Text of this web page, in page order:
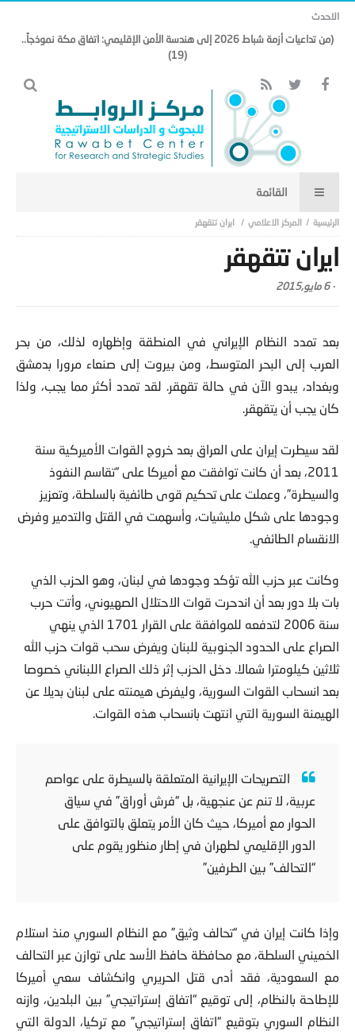
الاحدث
(من تداعيات أزمة شباط 2026 إلى هندسة الأمن الإقليمي: اتفاق مكة نموذجاً..
(19)
المركز الاعلامي ايران تتقهقر
ايران تتقهقر
-6 مايو,2015
بعد تمدد النظام الإيراني في المنطقة وإظهاره لذلك، من بحر
العرب إلى البحر المتوسط، ومن بيروت إلى صنعاء مرورا بدمشق
وبغداد، يبدو الآن في حالة تقهقر. لقد تمدد أكثر مما يجب، ولذا
كان يجب أن يتقهقر.
لقد سيطرت إيران على العراق بعد خروج القوات الأميركية سنة
2011، بعد أن كانت توافقت مع أميركا على “تقاسم النفوذ
والسيطرة”، وعملت على تحكيم قوى طائفية بالسلطة، وتعزيز
وجودها على شكل مليشيات، وأسهمت في القتل والتدمير وفرض
الانقسام الطائفي.
وكانت عبر حزب الله تؤكد وجودها في لبنان، وهو الحزب الذي
بات بلا دور بعد أن اندحرت قوات الاحتلال الصهيوني، وأتت حرب
سنة 2006 لتدفعه للموافقة على القرار 1701 الذي ينهي
الصراع على الحدود الجنوبية للبنان ويفرض سحب قوات حزب الله
ثلاثين كيلومترا شمالا. دخل الحزب إثر ذلك الصراع اللبناني خصوصا
بعد انسحاب القوات السورية، وليفرض هيمنته على لبنان بديلا عن
الهيمنة السورية التي انتهت بانسحاب هذه القوات.
التصريحات الإيرانية المتعلقة بالسيطرة على عواصم
عربية، لا تنم عن عنجهية، بل “فرش أوراق” في سياق
الحوار مع أميركا، حيث كان الأمر يتعلق بالتوافق على
الدور الإقليمي لطهران في إطار منظور يقوم على
“التحالف” بين الطرفين”
وإذا كانت إيران في “تحالف وثيق” مع النظام السوري منذ استلام
الخميني السلطة، مع محافظة حافظ الأسد على توازن عبر التحالف
مع السعودية، فقد أدى قتل الحريري وانكشاف سعي أميركا
للإطاحة بالنظام، إلى توقيع “اتفاق إستراتيجي” بين البلدين، وازنه
النظام السوري بتوقيع “اتفاق إستراتيجي” مع تركيا، الدولة التي